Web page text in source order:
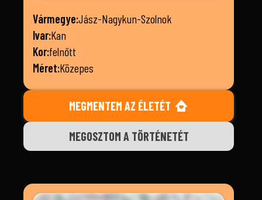
Vármegye:Jász-Nagykun-Szolnok
Ivar:Kan
Kor:felnőtt
Méret:Közepes
MEGMENTEM AZ ÉLETÉT
MEGOSZTOM A TÖRTÉNETÉT